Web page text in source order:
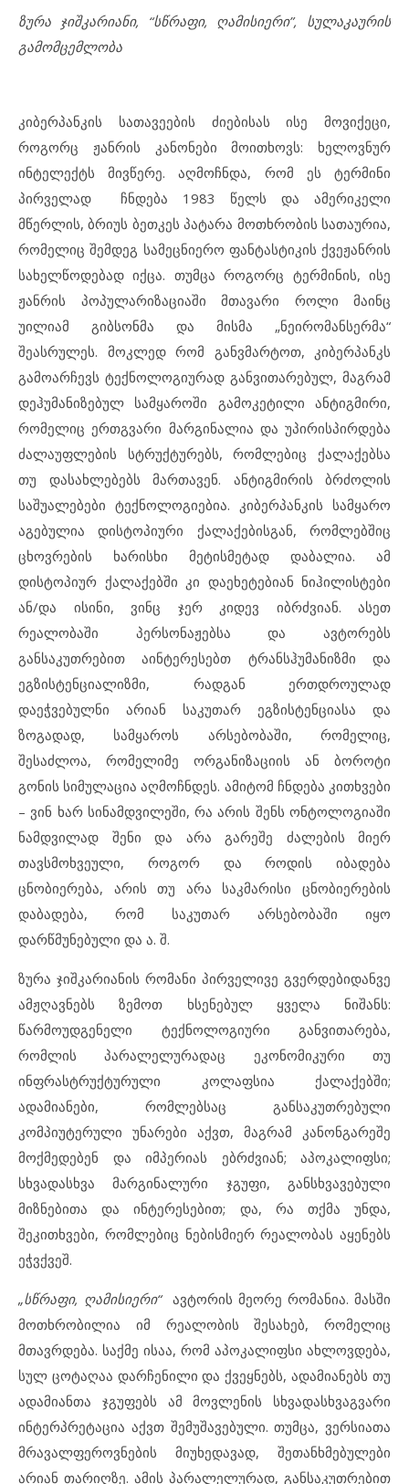
ზურა ჯიშკარიანი, “სწრაფი, ღამისიერი”, სულაკაურის
გამომცემლობა
კიბერპანკის სათავეების ძიებისას ისე მოვიქეცი,
როგორც ჟანრის კანონები მოითხოვს: ხელოვნურ
ინტელექტს მივწერე. აღმოჩნდა, რომ ეს ტერმინი
პირველად ჩნდება 1983 წელს და ამერიკელი
მწერლის, ბრიუს ბეთკეს პატარა მოთხრობის სათაურია,
რომელიც შემდეგ სამეცნიერო ფანტასტიკის ქვეჟანრის
სახელწოდებად იქცა. თუმცა როგორც ტერმინის, ისე
ჟანრის პოპულარიზაციაში მთავარი როლი მაინც
უილიამ გიბსონმა და მისმა „ნეირომანსერმა“
შეასრულეს. მოკლედ რომ განვმარტოთ, კიბერპანკს
გამოარჩევს ტექნოლოგიურად განვითარებულ, მაგრამ
დეჰუმანიზებულ სამყაროში გამოკეტილი ანტიგმირი,
რომელიც ერთგვარი მარგინალია და უპირისპირდება
ძალაუფლების სტრუქტურებს, რომლებიც ქალაქებსა
თუ დასახლებებს მართავენ. ანტიგმირის ბრძოლის
საშუალებები ტექნოლოგიებია. კიბერპანკის სამყარო
აგებულია დისტოპიური ქალაქებისგან, რომლებშიც
ცხოვრების ხარისხი მეტისმეტად დაბალია. ამ
დისტოპიურ ქალაქებში კი დაეხეტებიან ნიჰილისტები
ან/და ისინი, ვინც ჯერ კიდევ იბრძვიან. ასეთ
რეალობაში პერსონაჟებსა და ავტორებს
განსაკუთრებით აინტერესებთ ტრანსჰუმანიზმი და
ეგზისტენციალიზმი, რადგან ერთდროულად
დაეჭვებულნი არიან საკუთარ ეგზისტენციასა და
ზოგადად, სამყაროს არსებობაში, რომელიც,
შესაძლოა, რომელიმე ორგანიზაციის ან ბოროტი
გონის სიმულაცია აღმოჩნდეს. ამიტომ ჩნდება კითხვები
– ვინ ხარ სინამდვილეში, რა არის შენს ონტოლოგიაში
ნამდვილად შენი და არა გარეშე ძალების მიერ
თავსმოხვეული, როგორ და როდის იბადება
ცნობიერება, არის თუ არა საკმარისი ცნობიერების
დაბადება, რომ საკუთარ არსებობაში იყო
დარწმუნებული და ა. შ.
ზურა ჯიშკარიანის რომანი პირველივე გვერდებიდანვე
ამჟღავნებს ზემოთ ხსენებულ ყველა ნიშანს:
წარმოუდგენელი ტექნოლოგიური განვითარება,
რომლის პარალელურადაც ეკონომიკური თუ
ინფრასტრუქტურული კოლაფსია ქალაქებში;
ადამიანები, რომლებსაც განსაკუთრებული
კომპიუტერული უნარები აქვთ, მაგრამ კანონგარეშე
მოქმედებენ და იმპერიას ებრძვიან; აპოკალიფსი;
სხვადასხვა მარგინალური ჯგუფი, განსხვავებული
მიზნებითა და ინტერესებით; და, რა თქმა უნდა,
შეკითხვები, რომლებიც ნებისმიერ რეალობას აყენებს
ეჭვქვეშ.
„სწრაფი, ღამისიერი“ავტორის მეორე რომანია. მასში
მოთხრობილია იმ რეალობის შესახებ, რომელიც
მთავრდება. საქმე ისაა, რომ აპოკალიფსი ახლოვდება,
სულ ცოტაღაა დარჩენილი და ქვეყნებს, ადამიანებს თუ
ადამიანთა ჯგუფებს ამ მოვლენის სხვადასხვაგვარი
ინტერპრეტაცია აქვთ შემუშავებული. თუმცა, ვერსიათა
მრავალფეროვნების მიუხედავად, შეთანხმებულები
არიან თარიღზე. ამის პარალელურად, განსაკუთრებით